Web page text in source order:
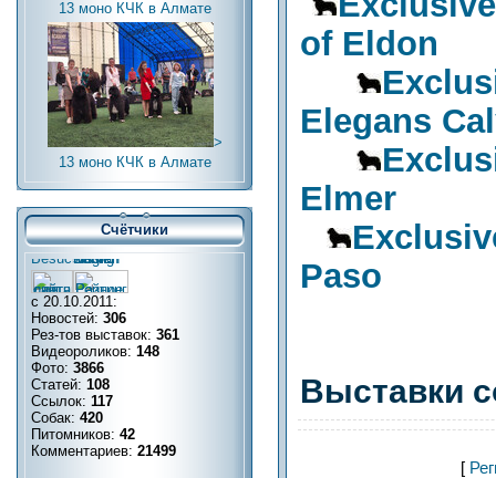
13 моно КЧК в Алмате
>
13 моно КЧК в Алмате
Счётчики
с 20.10.2011:
Новостей: 306
Рез-тов выставок: 361
Видеороликов: 148
Фото: 3866
Статей: 108
Ссылок: 117
Собак: 420
Питомников: 42
Комментариев: 21499
of Eldon
Elegans
Elmer
Paso
Выставки
[